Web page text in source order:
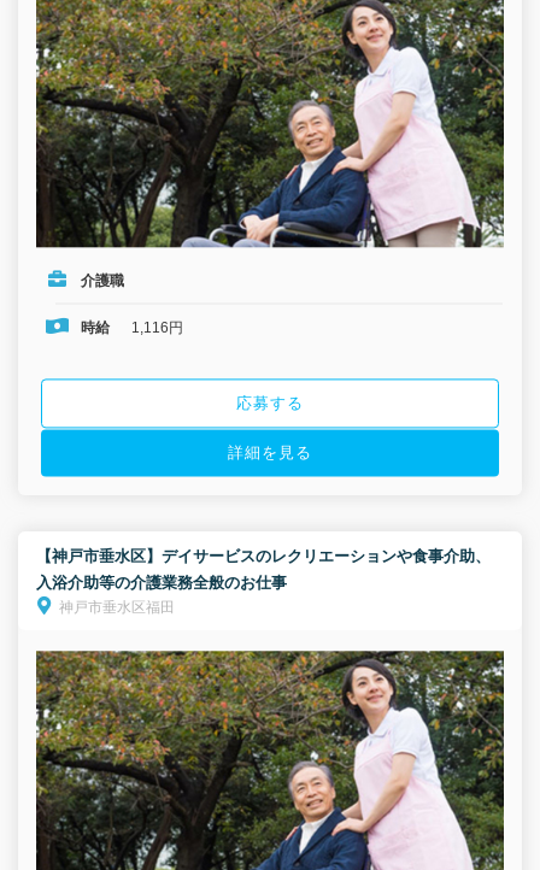
介護職
時給 1,116円
応募する
詳細を見る
【神戸市垂水区】デイサービスのレクリエーションや食事介助、
入浴介助等の介護業務全般のお仕事
神戸市垂水区福田